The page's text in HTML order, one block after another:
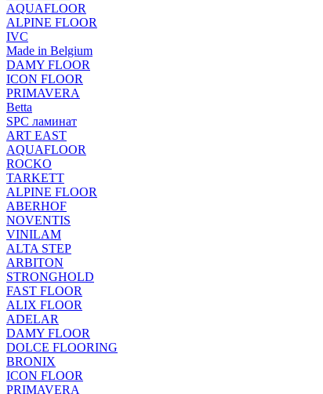
AQUAFLOOR
ALPINE FLOOR
IVC
Made in Belgium
DAMY FLOOR
ICON FLOOR
PRIMAVERA
Betta
SPC ламинат
ART EAST
AQUAFLOOR
ROCKO
TARKETT
ALPINE FLOOR
ABERHOF
NOVENTIS
VINILAM
ALTA STEP
ARBITON
STRONGHOLD
FAST FLOOR
ALIX FLOOR
ADELAR
DAMY FLOOR
DOLCE FLOORING
BRONIX
ICON FLOOR
PRIMAVERA